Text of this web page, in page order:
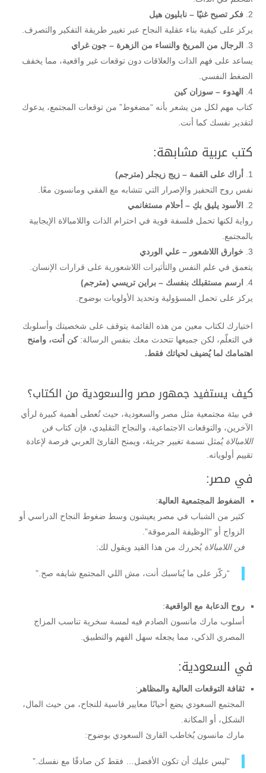
فكر تصبح غنيًا – نابليون هيل
يركز على كيفية بناء عقلية النجاح عبر تغيير طريقة التفكير والتصرف.
الرجال من المريخ والنساء من الزهرة – جون غراي
يساعد على فهم الذات والعلاقات دون توقعات غير واقعية، مما يخفف
الضغط النفسي.
الهدوء – سوزان كين
كتاب مهم لكل من يشعر بأنه “مضغوط” من توقعات المجتمع، يدعوك
لتقدير نفسك كما أنت.
كتب عربية مشابهة:
أراك على القمة – زيج زيجلر (مترجم)
نفس روح التحفيز والإصرار التي تتشابه مع الفقي ومانسون معًا.
الأسود يليق بكِ – أحلام مستغانمي
رواية لكنها تحمل فلسفة قوية في احترام الذات واللامبالاة الإيجابية
بالمجتمع.
خوارق اللاشعور – علي الوردي
يتعمق في علم النفس والتأثيرات اللاشعورية على قرارات الإنسان.
ارسم مستقبلك بنفسك – براين تريسي (مترجم)
يركز على تحمل المسؤولية وتحديد الأولويات بوضوح.
اختيارك لكتاب معين من هذه القائمة يتوقف على شخصيتك وأسلوبك
في التعلّم، لكن جميعها تتحدث معك بنفس الرسالة:كن أنت، وامنح
اهتمامك لما يُضيف لحياتك فقط.
كيف يستفيد جمهور مصر والسعودية من الكتاب؟
في بيئة مجتمعية مثل مصر والسعودية، حيث تُعطى أهمية كبيرة لرأي
الآخرين، والتوقعات الاجتماعية، والنجاح التقليدي، فإن كتاب فن
اللامبالاة يُمثل نسمة تغيير جريئة، ويمنح القارئ العربي فرصة لإعادة
تقييم أولوياته.
في مصر:
الضغوط المجتمعية العالية:
كثير من الشباب في مصر يعيشون وسط ضغوط النجاح الدراسي أو
الزواج أو “الوظيفة المرموقة”.
فن اللامبالاة يُحررك من هذا القيد ويقول لك:
“ركّز على ما يُناسبك أنت، مش اللي المجتمع شايفه صح.”
روح الدعابة مع الواقعية:
أسلوب مارك مانسون الصادم فيه لمسة سخرية تناسب المزاج
المصري الذكي، مما يجعله سهل الفهم والتطبيق.
في السعودية:
ثقافة التوقعات العالية والمظاهر :
المجتمع السعودي يضع أحيانًا معايير قاسية للنجاح، من حيث المال،
الشكل، أو المكانة.
مارك مانسون يُخاطب القارئ السعودي بوضوح:
“ليس عليك أن تكون الأفضل… فقط كن صادقًا مع نفسك.”